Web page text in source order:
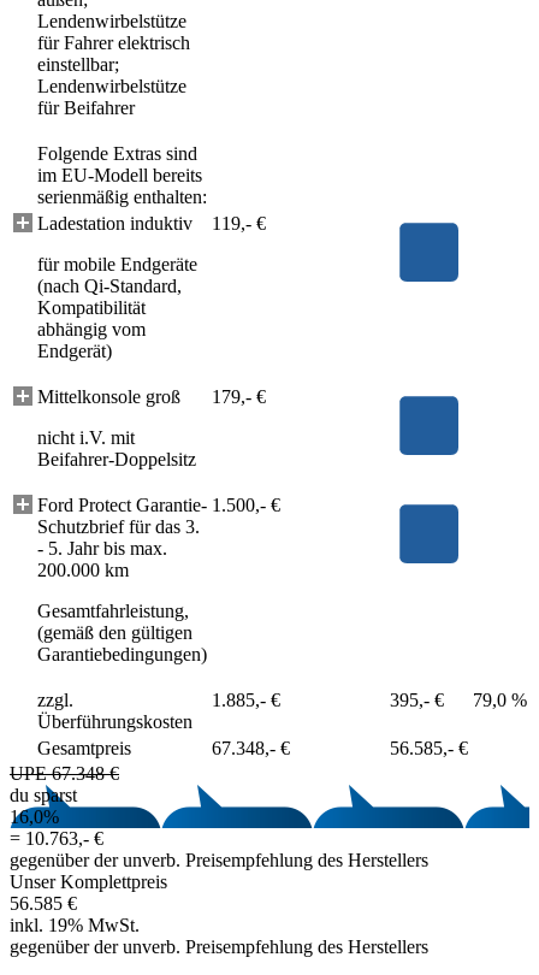
Lendenwirbelstütze
für Fahrer elektrisch
einstellbar;
Lendenwirbelstütze
für Beifahrer
Folgende Extras sind
im EU-Modell bereits
serienmäßig enthalten:
Ladestation induktiv
für mobile Endgeräte
(nach Qi-Standard,
Kompatibilität
abhängig vom
Endgerät)
119,- €
Mittelkonsole groß
nicht i.V. mit
Beifahrer-Doppelsitz
179,- €
Ford Protect Garantie-
Schutzbrief für das 3.
- 5. Jahr bis max.
200.000 km
Gesamtfahrleistung,
(gemäß den gültigen
Garantiebedingungen)
1.500,- €
zzgl.
Überführungskosten
1.885,- € 395,- € 79,0 %
Gesamtpreis 67.348,- €
56.585,- €
UPE 67.348 €
du sparst
16,0%
= 10.763,- €
gegenüber der unverb. Preisempfehlung des Herstellers
Unser Komplettpreis
56.585 €
inkl. 19% MwSt.
gegenüber der unverb. Preisempfehlung des Herstellers